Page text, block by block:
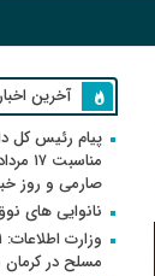
آخرین اخبار
پیام رئیس کل
صارمی و روز
نانوایی های
مسلح در